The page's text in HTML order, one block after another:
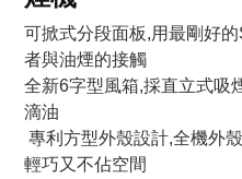
可掀式分段面板,用最剛好
者與油煙的接觸
全新6字型風箱,採直立式吸
滴油
專利方型外殼設計,全機外
輕巧又不佔空間